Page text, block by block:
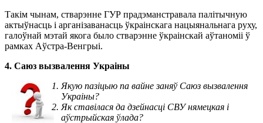
Такім чынам, стварэнне ГУР прадэманстравала палітычную
актыўнасць і арганізаванасць ўкраінскага нацыянальнага руху,
галоўнай мэтай якога было стварэнне ўкраінскай аўтаноміі ў
рамках Аўстра-Венгрыі.
4. Саюз вызвалення Украіны
Якую пазіцыю па вайне заняў Саюз вызвалення
Украіны?
Як ставілася да дзейнасці СВУ нямецкая і
аўстрыйская ўлада?